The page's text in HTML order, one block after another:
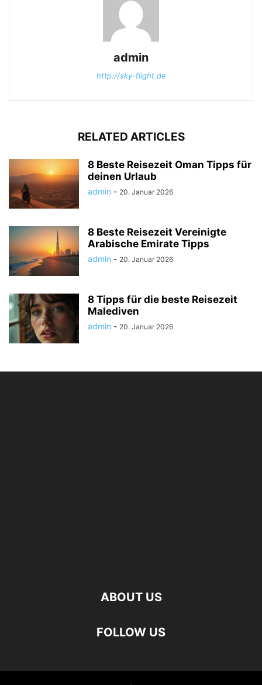
admin
http://sky-flight.de
RELATED ARTICLES
8 Beste Reisezeit Oman Tipps für
deinen Urlaub
admin - 20. Januar 2026
8 Beste Reisezeit Vereinigte
Arabische Emirate Tipps
admin - 20. Januar 2026
8 Tipps für die beste Reisezeit
Malediven
admin - 20. Januar 2026
ABOUT US
FOLLOW US